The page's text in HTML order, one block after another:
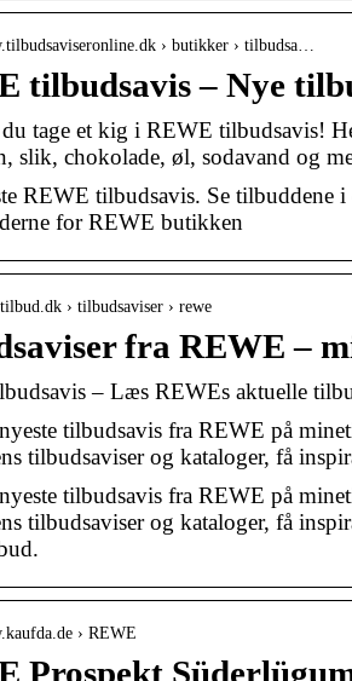
› butikker › tilbudsa…
tilbudsavis – Nye
tage et kig i REWE tilbudsavis!
slik, chokolade, øl, sodavand og
REWE tilbudsavis. Se tilbuddene
for REWE butikken
› tilbudsaviser › rewe
fra REWE –
– Læs REWEs aktuelle
tilbudsavis fra REWE på
tilbudsaviser og kataloger, få
tilbudsavis fra REWE på
tilbudsaviser og kataloger, få
› REWE
Prospekt